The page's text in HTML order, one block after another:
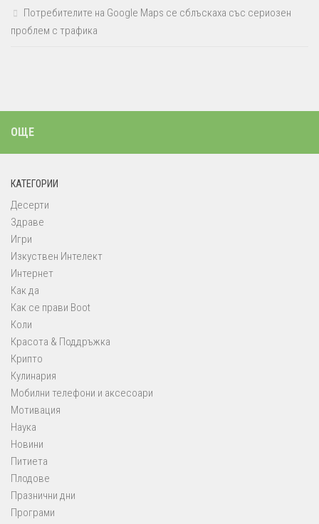
Потребителите на Google Maps се сблъскаха със сериозен
проблем с трафика
ОЩЕ
КАТЕГОРИИ
Десерти
Здраве
Игри
Изкуствен Интелект
Интернет
Как да
Как се прави Boot
Коли
Красота & Поддръжка
Крипто
Кулинария
Мобилни телефони и аксесоари
Мотивация
Наука
Новини
Питиета
Плодове
Празнични дни
Програми